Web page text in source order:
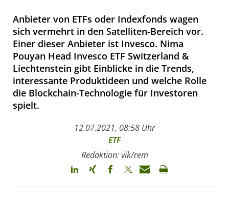
Anbieter von ETFs oder Indexfonds wagen
sich vermehrt in den Satelliten-Bereich vor.
Einer dieser Anbieter ist Invesco. Nima
Pouyan Head Invesco ETF Switzerland &
Liechtenstein gibt Einblicke in die Trends,
interessante Produktideen und welche Rolle
die Blockchain-Technologie für Investoren
spielt.
12.07.2021, 08:58 Uhr
ETF
Redaktion: vik/rem